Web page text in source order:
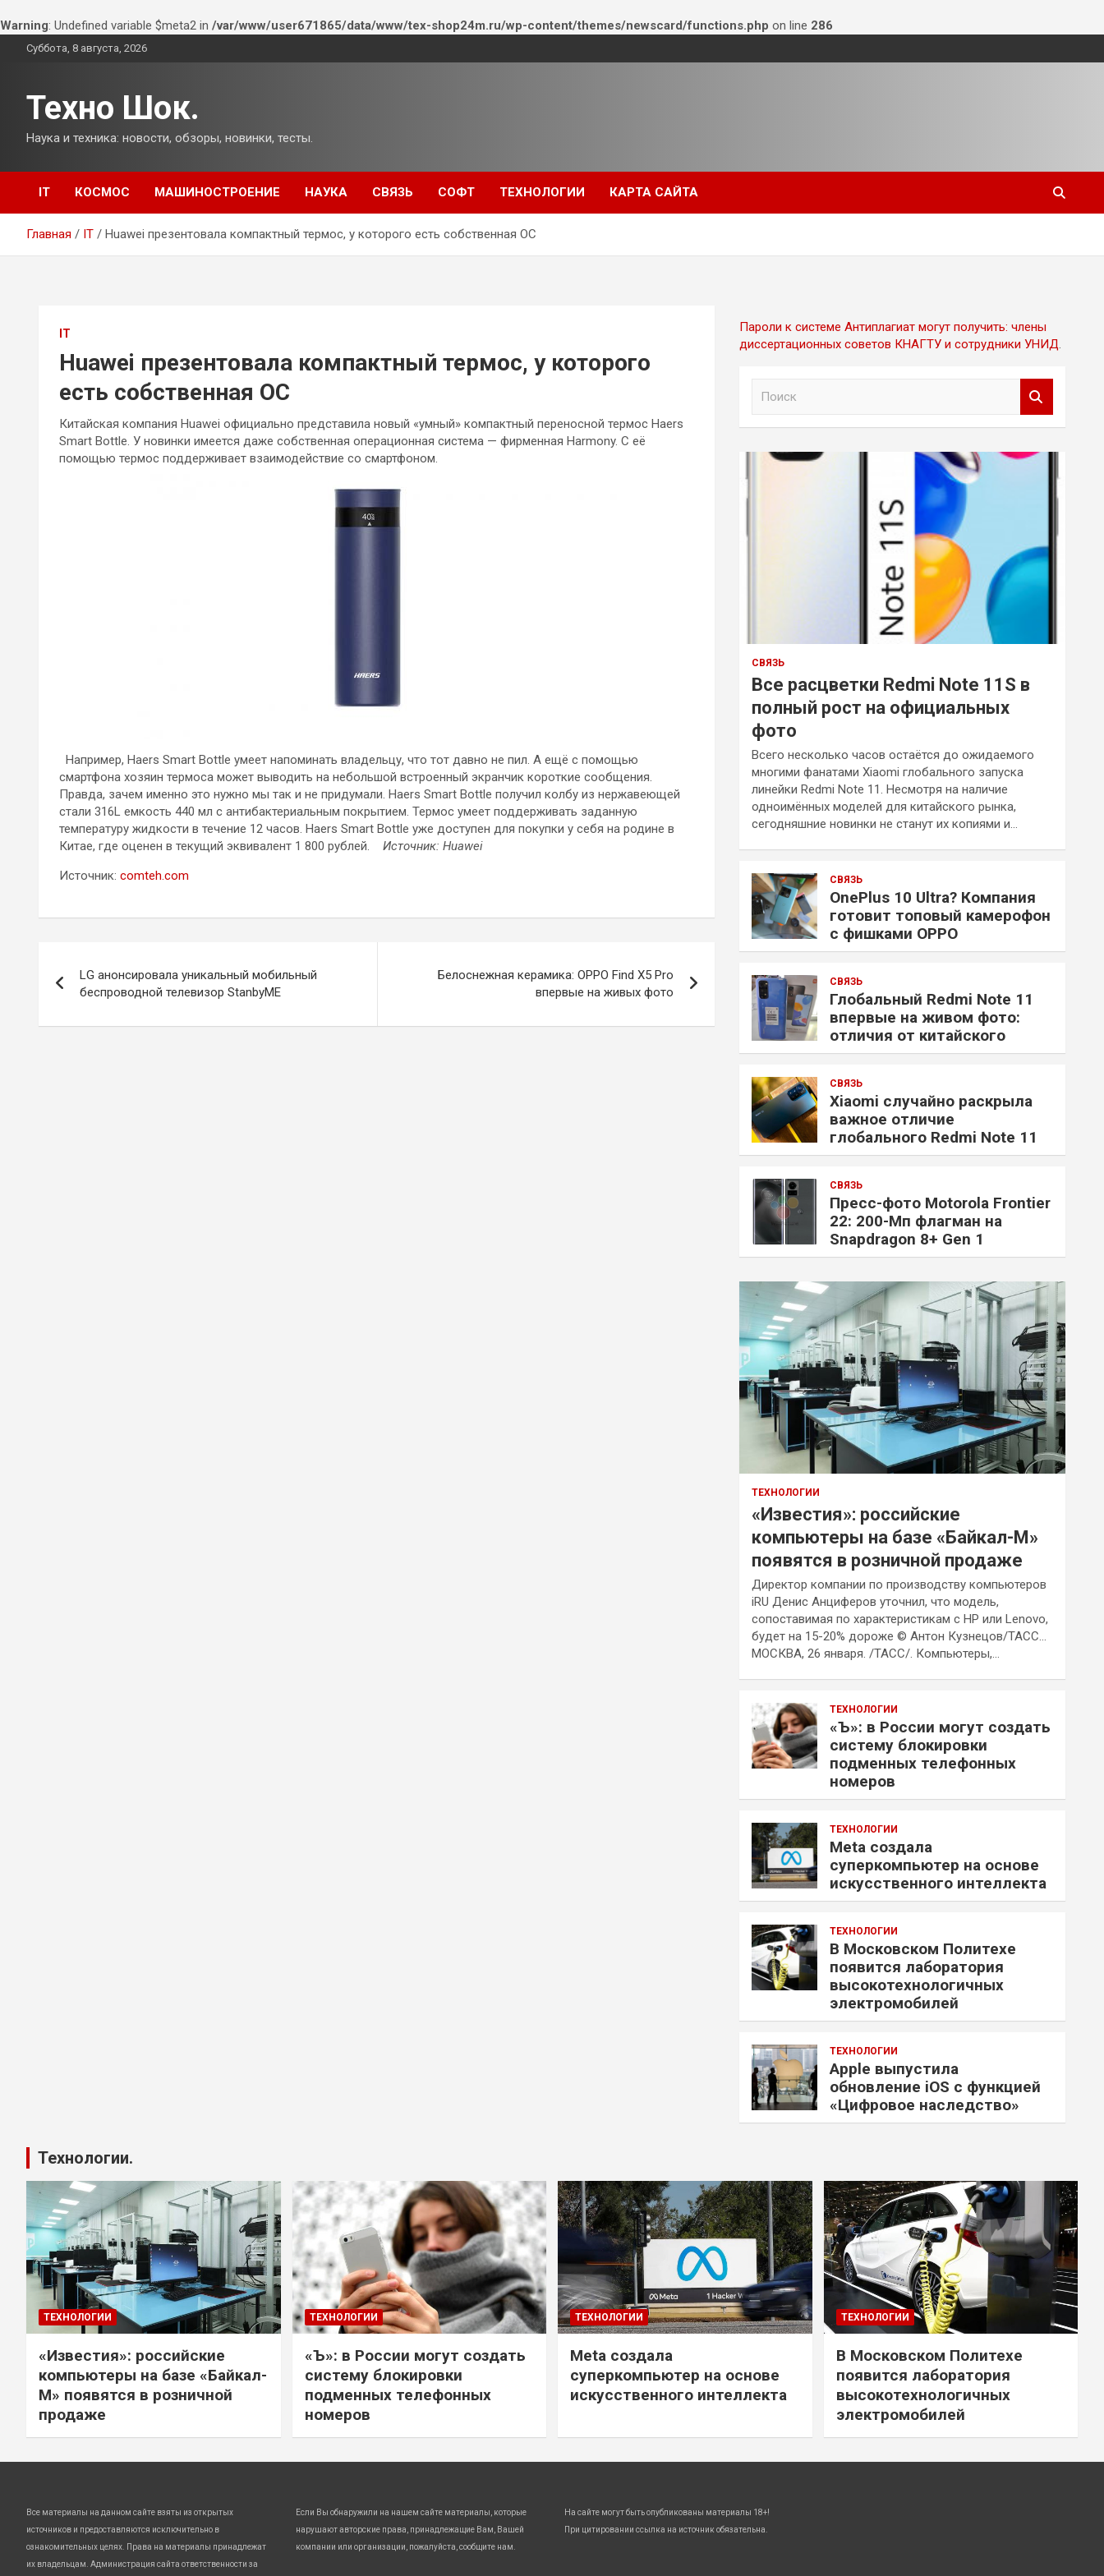
Warning: Undefined variable $meta2 in /var/www/user671865/data/www/tex-shop24m.ru/wp-content/themes/newscard/functions.php on line 286
ПерейтиСуббота, 8 августа, 2026
Техно Шок.
Наука и техника: новости, обзоры, новинки, тесты.
IT КОСМОС МАШИНОСТРОЕНИЕ НАУКА СВЯЗЬ СОФТ ТЕХНОЛОГИИ КАРТА САЙТА
Главная IT Huawei презентовала компактный термос, у которого есть собственная ОС
IT
Huawei презентовала компактный термос, у которого
есть собственная ОС
Китайская компания Huawei официально представила новый «умный» компактный переносной термос Haers
Smart Bottle. У новинки имеется даже собственная операционная система — фирменная Harmony. С её
помощью термос поддерживает взаимодействие со смартфоном.
Например, Haers Smart Bottle умеет напоминать владельцу, что тот давно не пил. А ещё с помощью
смартфона хозяин термоса может выводить на небольшой встроенный экранчик короткие сообщения.
Правда, зачем именно это нужно мы так и не придумали. Haers Smart Bottle получил колбу из нержавеющей
стали 316L емкость 440 мл с антибактериальным покрытием. Термос умеет поддерживать заданную
температуру жидкости в течение 12 часов. Haers Smart Bottle уже доступен для покупки у себя на родине в
Китае, где оценен в текущий эквивалент 1 800 рублей. Источник: Huawei
Источник: comteh.com
по
записям
LG анонсировала уникальный мобильный
беспроводной телевизор StanbyME
Белоснежная керамика: OPPO Find X5 Pro
впервые на живых фото
Пароли к системе Антиплагиат могут получить: члены
диссертационных советов КНАГТУ и сотрудники УНИД.
к
СВЯЗЬ
Все расцветки Redmi Note 11S в
полный рост на официальных
фото
Всего несколько часов остаётся до ожидаемого
многими фанатами Xiaomi глобального запуска
линейки Redmi Note 11. Несмотря на наличие
одноимённых моделей для китайского рынка,
сегодняшние новинки не станут их копиями и…
СВЯЗЬ
OnePlus 10 Ultra? Компания
готовит топовый камерофон
с фишками OPPO
СВЯЗЬ
Глобальный Redmi Note 11
впервые на живом фото:
отличия от китайского
СВЯЗЬ
Xiaomi случайно раскрыла
важное отличие
глобального Redmi Note 11
СВЯЗЬ
Пресс-фото Motorola Frontier
22: 200-Мп флагман на
Snapdragon 8+ Gen 1
ТЕХНОЛОГИИ
«Известия»: российские
компьютеры на базе «Байкал-М»
появятся в розничной продаже
Директор компании по производству компьютеров
iRU Денис Анциферов уточнил, что модель,
сопоставимая по характеристикам с HP или Lenovo,
будет на 15-20% дороже © Антон Кузнецов/ТАСС…
МОСКВА, 26 января. /ТАСС/. Компьютеры,…
ТЕХНОЛОГИИ
«Ъ»: в России могут создать
систему блокировки
подменных телефонных
номеров
ТЕХНОЛОГИИ
Meta создала
суперкомпьютер на основе
искусственного интеллекта
ТЕХНОЛОГИИ
В Московском Политехе
появится лаборатория
высокотехнологичных
электромобилей
ТЕХНОЛОГИИ
Apple выпустила
обновление iOS с функцией
«Цифровое наследство»
Технологии.
ТЕХНОЛОГИИ
«Известия»: российские
компьютеры на базе «Байкал-
М» появятся в розничной
продаже
ТЕХНОЛОГИИ
«Ъ»: в России могут создать
систему блокировки
подменных телефонных
номеров
ТЕХНОЛОГИИ
Meta создала
суперкомпьютер на основе
искусственного интеллекта
ТЕХНОЛОГИИ
В Московском Политехе
появится лаборатория
высокотехнологичных
электромобилей
Все материалы на данном сайте взяты из открытых
источников и предоставляются исключительно в
ознакомительных целях. Права на материалы принадлежат
их владельцам. Администрация сайта ответственности за
Если Вы обнаружили на нашем сайте материалы, которые
нарушают авторские права, принадлежащие Вам, Вашей
компании или организации, пожалуйста, сообщите нам.
На сайте могут быть опубликованы материалы 18+!
При цитировании ссылка на источник обязательна.